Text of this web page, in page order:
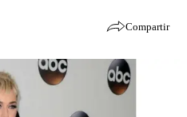
Compartir